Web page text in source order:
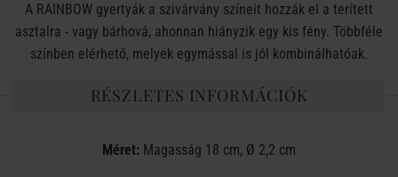
A RAINBOW gyertyák a szivárvány színeit hozzák el a terített
asztalra - vagy bárhová, ahonnan hiányzik egy kis fény. Többféle
színben elérhető, melyek egymással is jól kombinálhatóak.
RÉSZLETES INFORMÁCIÓK
Méret: Magasság 18 cm, Ø 2,2 cm